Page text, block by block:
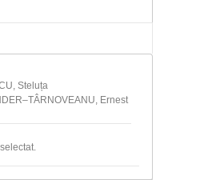
Steluța
Ernest